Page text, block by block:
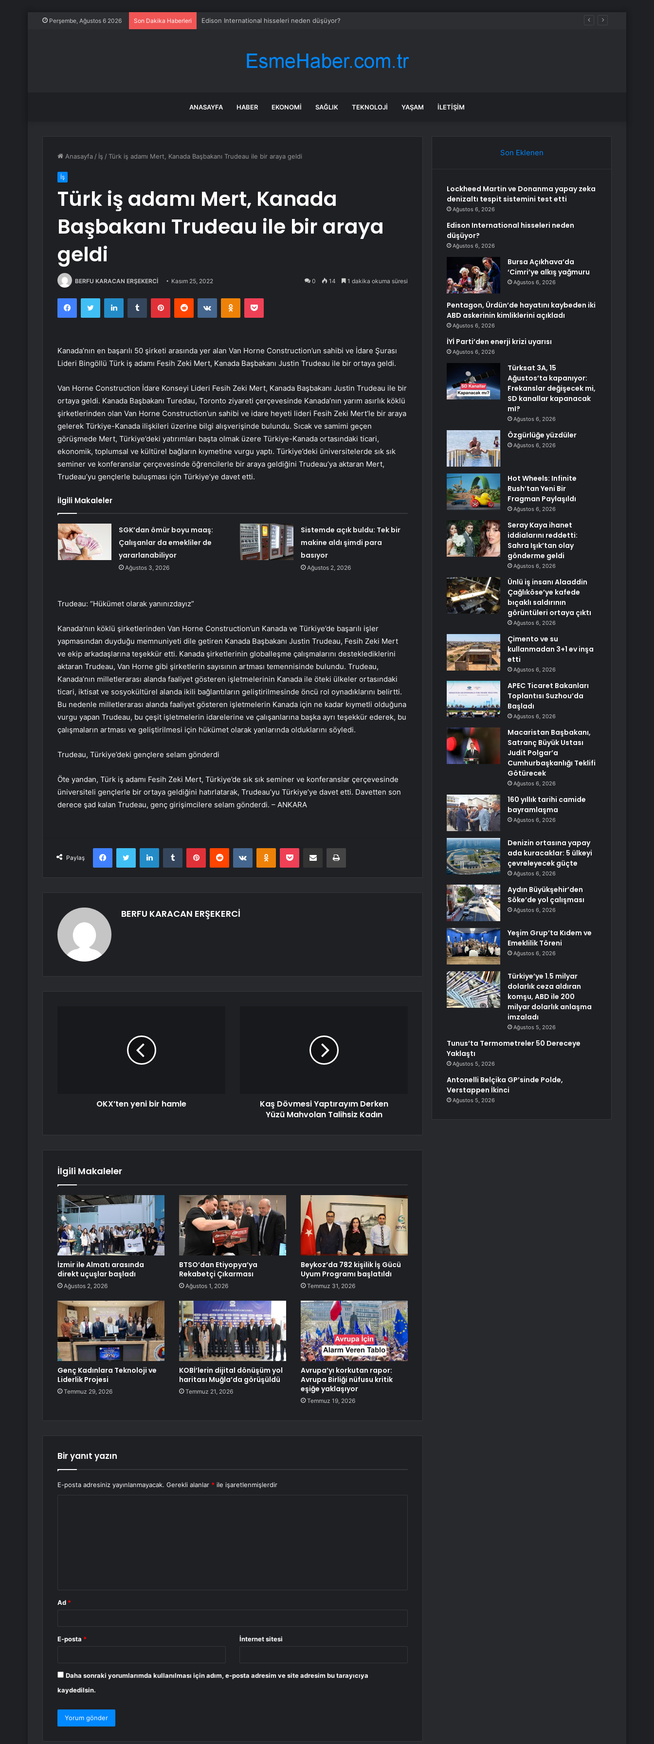
Perşembe, Ağustos 6 2026 Son Dakika Haberleri Edison International hisseleri neden düşüyor?
ANASAYFA HABER EKONOMI SAĞLIK TEKNOLOJI YAŞAM İLETIŞIM
Anasayfa / İş /Türk iş adamı Mert, Kanada Başbakanı Trudeau ile bir araya geldi
İş
Türk iş adamı Mert, Kanada
Başbakanı Trudeau ile bir araya
geldi
BERFU KARACAN ERŞEKERCİ Kasım 25, 2022 0 14 1 dakika okuma süresi
FacebookTwitter LinkedInTumblr PinterestReddit VKontakteOdnoklassniki
Pocket
Kanada’nın en başarılı 50 şirketi arasında yer alan Van Horne Construction’un sahibi ve İdare Şurası
Lideri Bingöllü Türk iş adamı Fesih Zeki Mert, Kanada Başbakanı Justin Trudeau ile bir ortaya geldi.
Van Horne Construction İdare Konseyi Lideri Fesih Zeki Mert, Kanada Başbakanı Justin Trudeau ile bir
ortaya geldi. Kanada Başbakanı Turedau, Toronto ziyareti çerçevesinde Kanada’nın yarım asırlık köklü
şirketlerinden olan Van Horne Construction’un sahibi ve idare heyeti lideri Fesih Zeki Mert’le bir araya
gelerek Türkiye-Kanada ilişkileri üzerine bilgi alışverişinde bulundu. Sıcak ve samimi geçen
görüşmede Mert, Türkiye’deki yatırımları başta olmak üzere Türkiye-Kanada ortasındaki ticari,
ekonomik, toplumsal ve kültürel bağların kıymetine vurgu yaptı. Türkiye’deki üniversitelerde sık sık
seminer ve konferanslar çerçevesinde öğrencilerle bir araya geldiğini Trudeau’ya aktaran Mert,
Trudeau’yu gençlerle buluşması için Türkiye’ye davet etti.
İlgili Makaleler
SGK’dan ömür boyu maaş:
Çalışanlar da emekliler de
yararlanabiliyor
Ağustos 3, 2026
Sistemde açık buldu: Tek bir
makine aldı şimdi para
basıyor
Ağustos 2, 2026
Trudeau: “Hükümet olarak yanınızdayız”
Kanada’nın köklü şirketlerinden Van Horne Construction’un Kanada ve Türkiye’de başarılı işler
yapmasından duyduğu memnuniyeti dile getiren Kanada Başbakanı Justin Trudeau, Fesih Zeki Mert
ve ekip arkadaşlarına teşekkür etti. Kanada şirketlerinin globalleşme çalışmalarını desteklediklerini
aktaran Trudeau, Van Horne gibi şirketlerin sayısının artması temennisinde bulundu. Trudeau,
Kanada’nın milletlerarası alanda faaliyet gösteren işletmelerinin Kanada ile öteki ülkeler ortasındaki
ticari, iktisat ve sosyokültürel alanda ikili bağlantıların geliştirilmesinde öncü rol oynadıklarını belirtti.
Bu nedenle milletlerarası alanda faaliyet gösteren işletmelerin Kanada için ne kadar kıymetli olduğuna
vurgu yapan Trudeau, bu çeşit işletmelerin idarelerine ve çalışanlarına başka ayrı teşekkür ederek, bu
çalışmaların artması ve geliştirilmesi için hükümet olarak yanlarında olduklarını söyledi.
Trudeau, Türkiye’deki gençlere selam gönderdi
Öte yandan, Türk iş adamı Fesih Zeki Mert, Türkiye’de sık sık seminer ve konferanslar çerçevesinde
üniversiteli gençlerle bir ortaya geldiğini hatırlatarak, Trudeau’yu Türkiye’ye davet etti. Davetten son
derece şad kalan Trudeau, genç girişimcilere selam gönderdi. – ANKARA
Paylaş
FacebookTwitter LinkedInTumblr PinterestReddit VKontakteOdnoklassniki
Pocket E-Posta ile paylaş Yazdır
BERFU KARACAN ERŞEKERCİ
OKX’ten yeni bir hamle
Kaş Dövmesi Yaptırayım Derken
Yüzü Mahvolan Talihsiz Kadın
İlgili Makaleler
İzmir ile Almatı arasında
direkt uçuşlar başladı
Ağustos 2, 2026
BTSO’dan Etiyopya’ya
Rekabetçi Çıkarması
Ağustos 1, 2026
Beykoz’da 782 kişilik İş Gücü
Uyum Programı başlatıldı
Temmuz 31, 2026
Genç Kadınlara Teknoloji ve
Liderlik Projesi
Temmuz 29, 2026
KOBİ’lerin dijital dönüşüm yol
haritası Muğla’da görüşüldü
Temmuz 21, 2026
Avrupa’yı korkutan rapor:
Avrupa Birliği nüfusu kritik
eşiğe yaklaşıyor
Temmuz 19, 2026
Bir yanıt yazın
E-posta adresiniz yayınlanmayacak. Gerekli alanlar * ile işaretlenmişlerdir
Ad *
E-posta * İnternet sitesi
Daha sonraki yorumlarımda kullanılması için adım, e-posta adresim ve site adresim bu tarayıcıya
kaydedilsin.
Son Eklenen
Lockheed Martin ve Donanma yapay zeka
denizaltı tespit sistemini test etti
Ağustos 6, 2026
Edison International hisseleri neden
düşüyor?
Ağustos 6, 2026
Bursa Açıkhava’da
‘Cimri’ye alkış yağmuru
Ağustos 6, 2026
Pentagon, Ürdün’de hayatını kaybeden iki
ABD askerinin kimliklerini açıkladı
Ağustos 6, 2026
İYİ Parti’den enerji krizi uyarısı
Ağustos 6, 2026
Türksat 3A, 15
Ağustos’ta kapanıyor:
Frekanslar değişecek mi,
SD kanallar kapanacak
mI?
Ağustos 6, 2026
Özgürlüğe yüzdüler
Ağustos 6, 2026
Hot Wheels: Infinite
Rush’tan Yeni Bir
Fragman Paylaşıldı
Ağustos 6, 2026
Seray Kaya ihanet
iddialarını reddetti:
Sahra Işık’tan olay
gönderme geldi
Ağustos 6, 2026
Ünlü iş insanı Alaaddin
Çağlıköse’ye kafede
bıçaklı saldırının
görüntüleri ortaya çıktı
Ağustos 6, 2026
Çimento ve su
kullanmadan 3+1 ev inşa
etti
Ağustos 6, 2026
APEC Ticaret Bakanları
Toplantısı Suzhou’da
Başladı
Ağustos 6, 2026
Macaristan Başbakanı,
Satranç Büyük Ustası
Judit Polgar’a
Cumhurbaşkanlığı Teklifi
Götürecek
Ağustos 6, 2026
160 yıllık tarihi camide
bayramlaşma
Ağustos 6, 2026
Denizin ortasına yapay
ada kuracaklar: 5 ülkeyi
çevreleyecek güçte
Ağustos 6, 2026
Aydın Büyükşehir’den
Söke’de yol çalışması
Ağustos 6, 2026
Yeşim Grup’ta Kıdem ve
Emeklilik Töreni
Ağustos 6, 2026
Türkiye’ye 1.5 milyar
dolarlık ceza aldıran
komşu, ABD ile 200
milyar dolarlık anlaşma
imzaladı
Ağustos 5, 2026
Tunus’ta Termometreler 50 Dereceye
Yaklaştı
Ağustos 5, 2026
Antonelli Belçika GP’sinde Polde,
Verstappen İkinci
Ağustos 5, 2026